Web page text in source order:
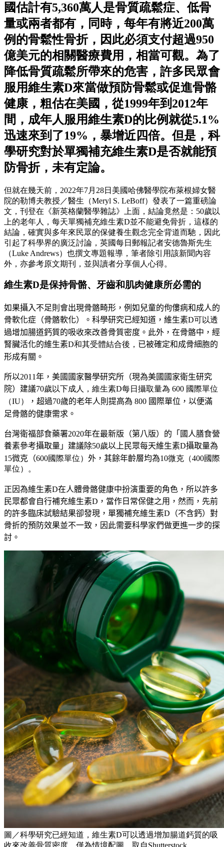
國估計有5,360萬人是骨質疏鬆症、低骨
量或兩者都有，同時，每年有將近200萬
例的骨鬆性骨折，因此必須支付超過950
億美元的相關醫療費用，相當可觀。為了
降低骨質疏鬆所帶來的危害，許多民眾會
服用維生素D來當做預防骨鬆或促進骨骼
健康，粗估在美國，從1999年到2012年
間，成年人服用維生素D的比例就從5.1%
迅速來到了19%，暴增近四倍。但是，科
學研究對於單獨補充維生素D是否就能預
防骨折，未有定論。
但就在幾天前，2022年7月28日美國哈佛醫學院布萊根婦女醫
院的勒博夫教授／醫生（Meryl S. LeBoff）發表了一篇重磅論
文，刊登在《新英格蘭醫學雜誌》上面，結論竟然是：50歲以
上的老年人，每天單獨補充維生素D並不能避免骨折，這樣的
結論，確實與多年來民眾的保健養生觀念完全背道而馳，因此
引起了科學界的廣泛討論，英國每日郵報記者安德魯斯先生
（Luke Andrews）也撰文專題報導，筆者除引用該新聞內容
外，亦參考原文期刊，並與讀者分享個人心得。
維生素D是保持骨骼、牙齒和肌肉健康所必需的
如果攝入不足則會出現骨骼畸形，例如兒童的佝僂病和成人的
骨軟化症（骨骼軟化）。科學研究已經知道，維生素D可以透
過增加腸道鈣質的吸收來改善骨質密度。此外，在骨骼中，經
腎臟活化的維生素D和其受體結合後， 已被確定和成骨細胞的
形成有關 。
所以2011年，美國國家醫學研究所（現為美國國家衛生研究
院）建議70歲以下成人，維生素D每日攝取量為 600 國際單位
（IU）
， 超過70歲的老年人則提高為 800 國際單位，以便滿
足骨骼的健康需求。
台灣衛福部食藥署2020年在最新版（第八版）的「國人膳食營
養素參考攝取量」建議除50歲以上民眾每天維生素D攝取量為
15微克（600國際單位） 外 ， 其餘年齡層均為10微克（400國際
單位）。
正因為維生素D在人體骨骼健康中扮演重要的角色，所以許多
民眾都會自行補充維生素D，當作日常保健之用，然而，先前
的許多臨床試驗結果卻發現，單獨補充維生素D （不含鈣）對
骨折的預防效果並不一致 ， 因此需要科學家們做更進一步的探
討 。
圖／科學研究已經知道，維生素D可以透過增加腸道鈣質的吸
收來改善骨質密度。僅為情境配圖，取自Shutterstock